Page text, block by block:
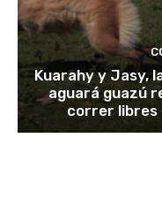
Kuarahy y Jasy,
aguará guazú
correr libres